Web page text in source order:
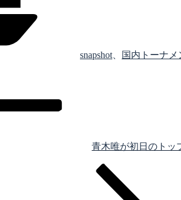
snapshot 国内トーナメ
青木唯が初日のトッ